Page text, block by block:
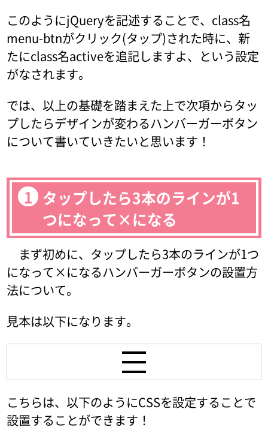
このようにjQueryを記述することで、class名
menu-btnがクリック(タップ)された時に、新
たにclass名activeを追記しますよ、という設定
がなされます。
では、以上の基礎を踏まえた上で次項からタッ
プしたらデザインが変わるハンバーガーボタン
について書いていきたいと思います！
タップしたら3本のラインが1
つになって×になる
まず初めに、タップしたら3本のラインが1つ
になって×になるハンバーガーボタンの設置方
法について。
見本は以下になります。
こちらは、以下のようにCSSを設定することで
設置することができます！